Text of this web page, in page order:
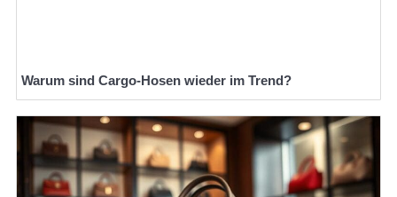
Warum sind Cargo-Hosen wieder im Trend?